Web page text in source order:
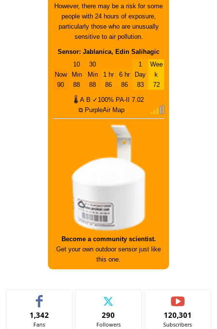
However, there may be a risk for some
people with 24 hours of exposure,
particularly those who are unusually
sensitive to air pollution.
Sensor: Jablanica, Edin Salihagic
Now
90
10
Min
88
30
Min
88
1 hr
86
6 hr
86
1
Day
83
Wee
k
72
🌡 A B ✓100% PA-II 7.02
⧉ PurpleAir Map
Become a community scientist.
Get your own outdoor sensor just like
this one.
1,342
Fans
290
Followers
120,301
Subscribers